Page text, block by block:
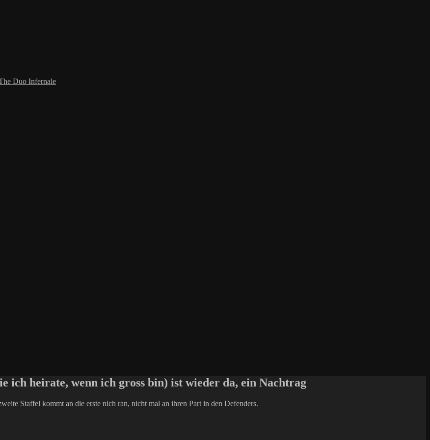
Duo Infernale
ich heirate, wenn ich gross bin) ist wieder da, ein Nachtrag
Staffel kommt an die erste nich ran, nicht mal an ihren Part in den Defenders.